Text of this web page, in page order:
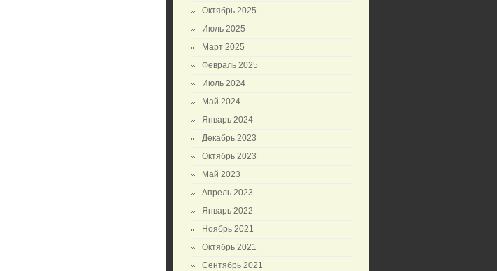
Октябрь 2025
Июль 2025
Март 2025
Февраль 2025
Июль 2024
Май 2024
Январь 2024
Декабрь 2023
Октябрь 2023
Май 2023
Апрель 2023
Январь 2022
Ноябрь 2021
Октябрь 2021
Сентябрь 2021